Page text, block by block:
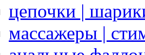
цепочки |
массажеры |